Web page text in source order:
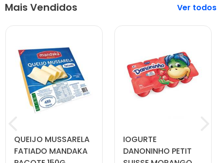
Mais Vendidos
QUEIJO MUSSARELA
FATIADO MANDAKA
IOGURTE
DANONINHO PETIT